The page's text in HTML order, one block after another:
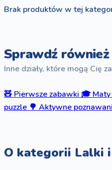
Brak produktów w tej
Sprawdź również
Inne działy, które mogą Cię
🧸 Pierwsze zabawki 🎓
puzzle 🌳 Aktywne
O kategorii Lalki